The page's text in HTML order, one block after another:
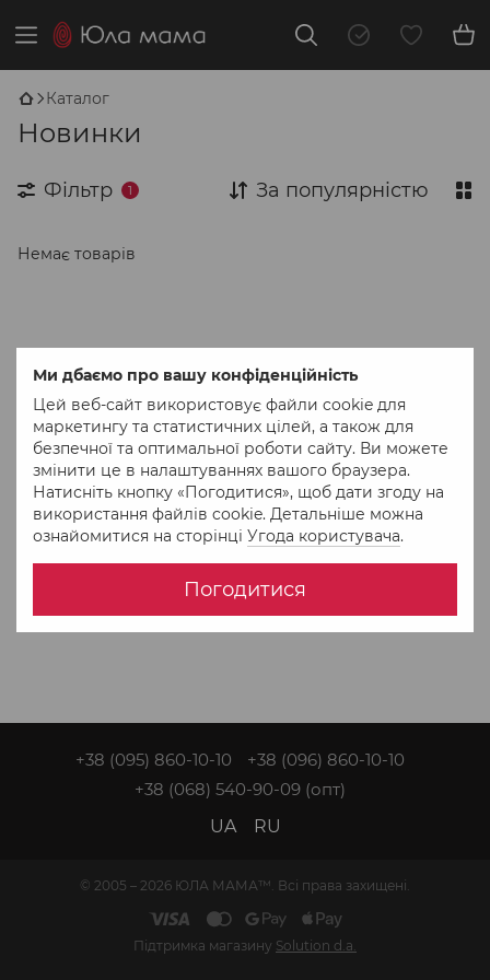
Ми дбаємо про вашу конфіденційність
Цей веб-сайт використовує файли cookie для
маркетингу та статистичних цілей, а також для
безпечної та оптимальної роботи сайту. Ви можете
змінити це в налаштуваннях вашого браузера.
Натисніть кнопку «Погодитися», щоб дати згоду на
використання файлів cookie. Детальніше можна
ознайомитися на сторінці Угода користувача.
Погодитися
Каталог
Новинки
Фільтр 1 За популярністю
Немає товарів
+38 (095) 860-10-10
+38 (096) 860-10-10
+38 (068) 540-90-09 (опт)
© 2005 – 2026 ЮЛА МАМА™. Всі права захищені.
Підтримка магазину Solution d.a.
UA RU
Інтернет-магазин створений з Хорошоп